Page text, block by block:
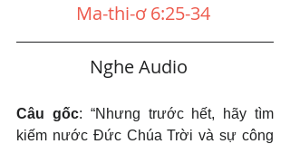
Ma-thi-ơ 6:25-34
Nghe Audio
Câu gốc: “Nhưng trước hết, hãy tìm
kiếm nước Đức Chúa Trời và sự công